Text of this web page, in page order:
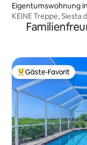
Eigentumswohnung
KEINE Treppe,
Beliebter Gäste-
Gäste-Favorit